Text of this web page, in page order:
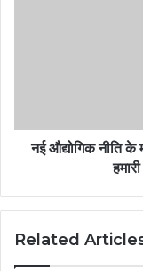
नई औद्योगिक नीति
Related